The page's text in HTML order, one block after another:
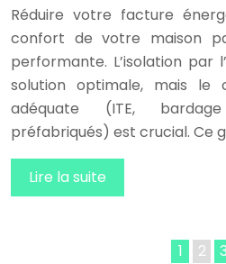
Réduire votre facture
confort de votre maison
performante. L’isolation par
solution optimale, mais le
adéquate (ITE,
préfabriqués) est crucial. Ce
Lire la suite
1 2 3